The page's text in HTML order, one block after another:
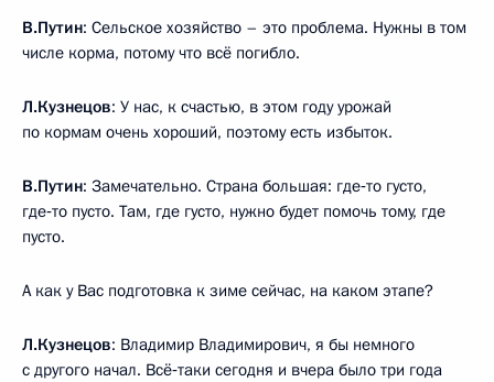
В.Путин: Сельское хозяйство – это проблема. Нужны в том
числе корма, потому что всё погибло.
Л.Кузнецов: У нас, к счастью, в этом году урожай
по кормам очень хороший, поэтому есть избыток.
В.Путин: Замечательно. Страна большая: где‑то густо,
где‑то пусто. Там, где густо, нужно будет помочь тому, где
пусто.
А как у Вас подготовка к зиме сейчас, на каком этапе?
Л.Кузнецов: Владимир Владимирович, я бы немного
с другого начал. Всё‑таки сегодня и вчера было три года